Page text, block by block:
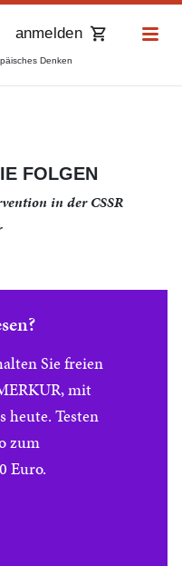
Denken
anmelden
FOLGEN
in der CSSR
Sie freien
mit
heute. Testen
zum
Euro.